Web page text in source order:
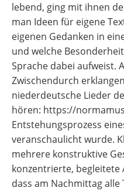
lebend, ging mit ihnen
man Ideen für eigene
eigenen Gedanken in
und welche
Sprache dabei aufweist.
Zwischendurch
niederdeutsche Lieder
hören: https://
Entstehungsprozess
veranschaulicht wurde.
mehrere konstruktive
konzentrierte, begleitete
dass am Nachmittag